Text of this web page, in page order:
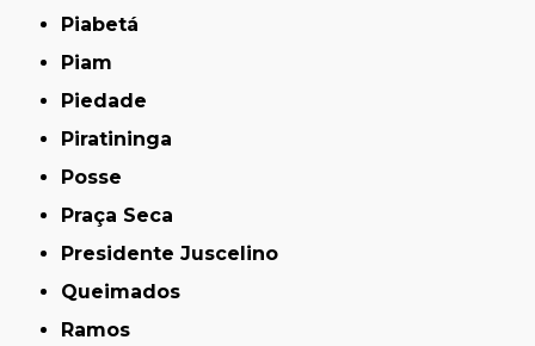
Piabetá
Piam
Piedade
Piratininga
Posse
Praça Seca
Presidente Juscelino
Queimados
Ramos